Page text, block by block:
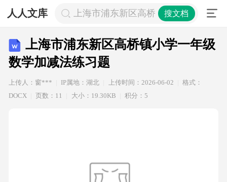
人人文库 上海市浦东新区高桥镇小学一年级数
搜文档
上海市浦东新区高桥镇小学一年级
数学加减法练习题
上传人：窗*** IP属地：湖北 上传时间：2026-06-02
格式：
DOCX
页数：11 大小：19.30KB 积分：5